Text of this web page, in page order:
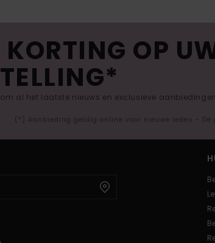
KORTING OP
al het laatste nieuws en exclusieve
(*) Aanbieding geldig online voor nieuwe leden -